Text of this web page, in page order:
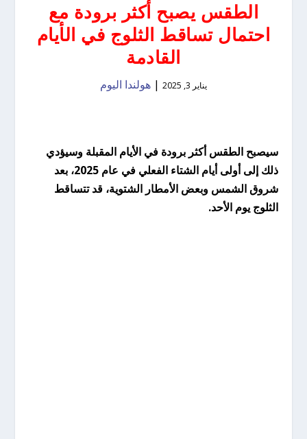
الطقس يصبح أكثر برودة مع
احتمال تساقط الثلوج في الأيام
القادمة
يناير 3, 2025 | هولندا اليوم
سيصبح الطقس أكثر برودة في الأيام المقبلة وسيؤدي
ذلك إلى أولى أيام الشتاء الفعلي في عام 2025، بعد
شروق الشمس وبعض الأمطار الشتوية، قد تتساقط
الثلوج يوم الأحد.